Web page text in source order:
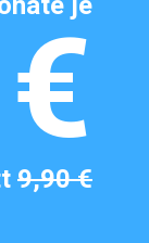
9,90 €